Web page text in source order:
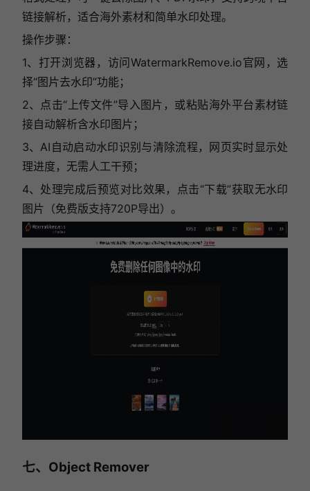
链接解析，适合海外素材和简单水印处理。
操作步骤：
1、打开浏览器，访问WatermarkRemove.io官网，选
择“图片去水印”功能；
2、点击“上传文件”导入图片，或粘贴海外平台素材链
接自动解析含水印图片；
3、AI自动启动水印识别与清除流程，网页实时显示处
理进度，无需人工干预；
4、处理完成后预览对比效果，点击“下载”获取无水印
图片（免费版支持720P导出）。
七、Object Remover